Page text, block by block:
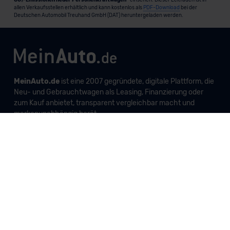
allen Verkaufsstellen erhältlich und kann kostenlos als PDF-Download bei der
Deutschen Automobil Treuhand GmbH (DAT) heruntergeladen werden.
MeinAuto.deist eine 2007 gegründete, digitale Plattform, die
Neu- und Gebrauchtwagen als Leasing, Finanzierung oder
zum Kauf anbietet, transparent vergleichbar macht und
markenunabhängig berät.